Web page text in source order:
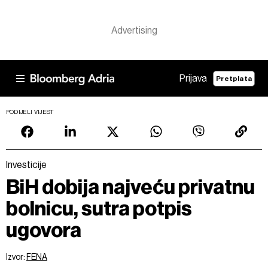
Prijava Pretplata
PODIJELI VIJEST
Investicije
BiH dobija najveću privatnu
bolnicu, sutra potpis
ugovora
Izvor: FENA